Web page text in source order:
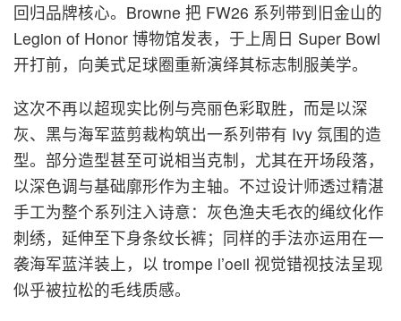
回归品牌核心。Browne 把 FW26 系列带到旧金山的
Legion of Honor 博物馆发表，于上周日 Super Bowl
开打前，向美式足球圈重新演绎其标志制服美学。
这次不再以超现实比例与亮丽色彩取胜，而是以深
灰、黑与海军蓝剪裁构筑出一系列带有 Ivy 氛围的造
型。部分造型甚至可说相当克制，尤其在开场段落，
以深色调与基础廓形作为主轴。不过设计师透过精湛
手工为整个系列注入诗意：灰色渔夫毛衣的绳纹化作
刺绣，延伸至下身条纹长裤；同样的手法亦运用在一
袭海军蓝洋装上，以 trompe l’oeil 视觉错视技法呈现
似乎被拉松的毛线质感。